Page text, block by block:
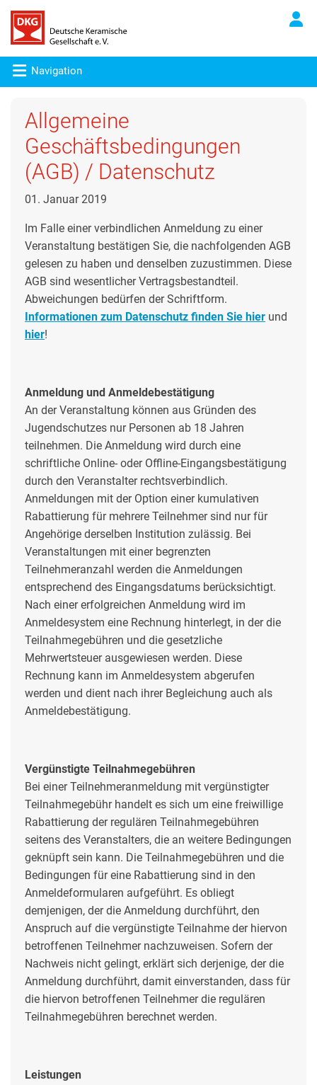
Navigation
Allgemeine
Geschäftsbedingungen
(AGB) / Datenschutz
01. Januar 2019
Im Falle einer verbindlichen Anmeldung zu einer
Veranstaltung bestätigen Sie, die nachfolgenden AGB
gelesen zu haben und denselben zuzustimmen. Diese
AGB sind wesentlicher Vertragsbestandteil.
Abweichungen bedürfen der Schriftform.
Informationen zum Datenschutz finden Sie hier und
hier!
Anmeldung und Anmeldebestätigung
An der Veranstaltung können aus Gründen des
Jugendschutzes nur Personen ab 18 Jahren
teilnehmen. Die Anmeldung wird durch eine
schriftliche Online- oder Offline-Eingangsbestätigung
durch den Veranstalter rechtsverbindlich.
Anmeldungen mit der Option einer kumulativen
Rabattierung für mehrere Teilnehmer sind nur für
Angehörige derselben Institution zulässig. Bei
Veranstaltungen mit einer begrenzten
Teilnehmeranzahl werden die Anmeldungen
entsprechend des Eingangsdatums berücksichtigt.
Nach einer erfolgreichen Anmeldung wird im
Anmeldesystem eine Rechnung hinterlegt, in der die
Teilnahmegebühren und die gesetzliche
Mehrwertsteuer ausgewiesen werden. Diese
Rechnung kann im Anmeldesystem abgerufen
werden und dient nach ihrer Begleichung auch als
Anmeldebestätigung.
Vergünstigte Teilnahmegebühren
Bei einer Teilnehmeranmeldung mit vergünstigter
Teilnahmegebühr handelt es sich um eine freiwillige
Rabattierung der regulären Teilnahmegebühren
seitens des Veranstalters, die an weitere Bedingungen
geknüpft sein kann. Die Teilnahmegebühren und die
Bedingungen für eine Rabattierung sind in den
Anmeldeformularen aufgeführt. Es obliegt
demjenigen, der die Anmeldung durchführt, den
Anspruch auf die vergünstigte Teilnahme der hiervon
betroffenen Teilnehmer nachzuweisen. Sofern der
Nachweis nicht gelingt, erklärt sich derjenige, der die
Anmeldung durchführt, damit einverstanden, dass für
die hiervon betroffenen Teilnehmer die regulären
Teilnahmegebühren berechnet werden.
Leistungen